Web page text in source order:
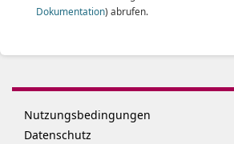
Dokumentation) abrufen.
Nutzungsbedingungen
Datenschutz